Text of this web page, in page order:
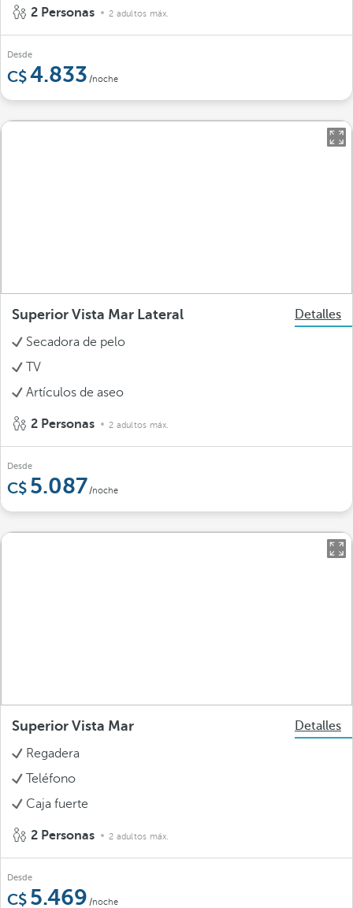
2 Personas 2 adultos máx.
Desde
4.833 /noche
Superior Vista Mar Lateral
Detalles
Secadora de pelo
TV
Artículos de aseo
2 Personas 2 adultos máx.
Desde
5.087/noche
Superior Vista Mar
Detalles
Regadera
Teléfono
Caja fuerte
2 Personas 2 adultos máx.
Desde
5.469 /noche